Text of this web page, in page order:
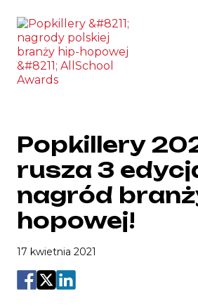
Popkillery
rusza 3
nagród
hopowej!
17 kwietnia 2021